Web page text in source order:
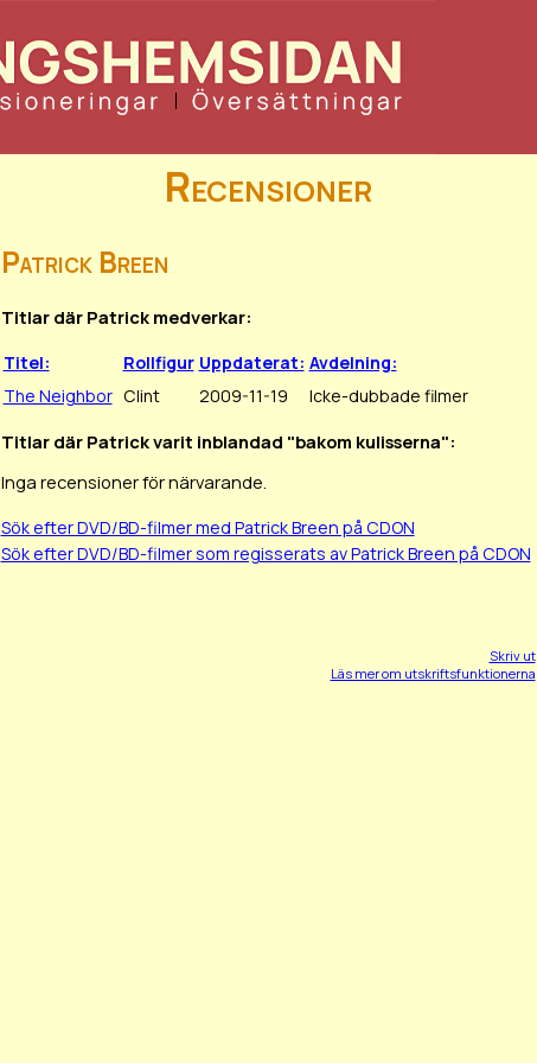
Recensioner
Patrick Breen
Titlar där Patrick medverkar:
Titel: Rollfigur Uppdaterat: Avdelning:
The Neighbor Clint 2009-11-19 Icke-dubbade filmer
Titlar där Patrick varit inblandad "bakom kulisserna":
Inga recensioner för närvarande.
Sök efter DVD/BD-filmer med Patrick Breen på CDON
Sök efter DVD/BD-filmer som regisserats av Patrick Breen på CDON
Skriv ut
Läs mer om utskriftsfunktionerna